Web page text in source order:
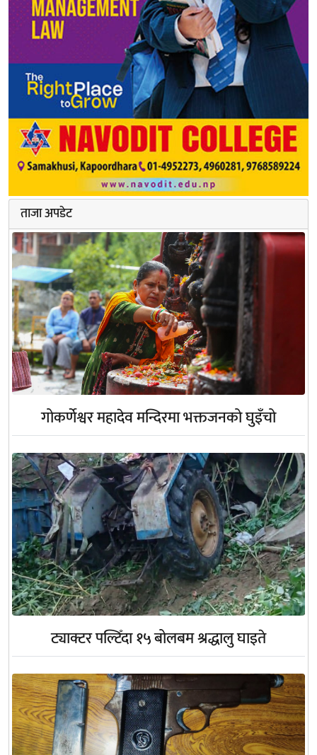
ताजा अपडेट
गोकर्णेश्वर महादेव मन्दिरमा भक्तजनको घुइँचो
ट्याक्टर पल्टिँदा १५ बोलबम श्रद्धालु घाइते